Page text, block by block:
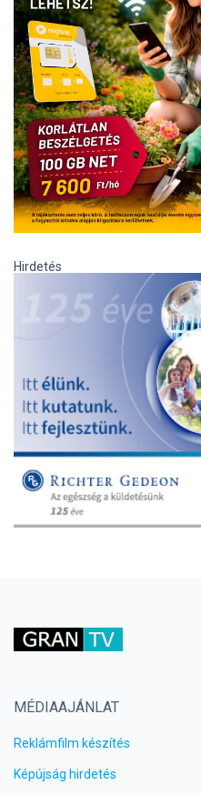
Hirdetés
MÉDIAAJÁNLAT
Reklámfilm készítés
Képújság hirdetés